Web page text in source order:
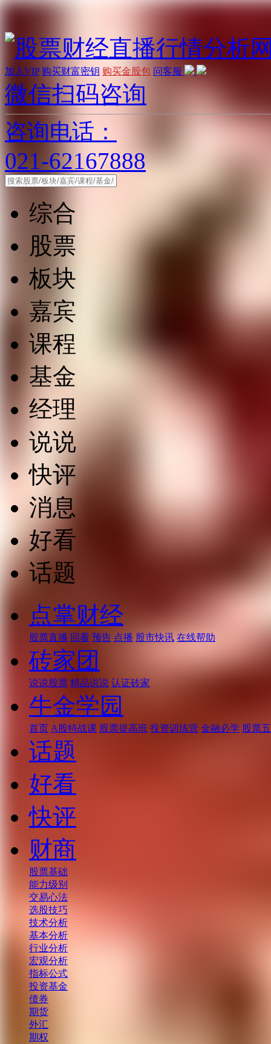
加入VIP 购买财富密钥 购买金股包 问客服
微信扫码咨询
咨询电话：
021-62167888
综合
股票
板块
嘉宾
课程
基金
经理
说说
快评
消息
好看
话题
点掌财经
股票直播 回看 预告 点播 股市快讯 在线帮助
砖家团
说说股票 精品说说 认证砖家
牛金学园
首页 A股特战课 股票提高班 投资训练营 金融必学 股票
话题
好看
快评
财商
股票基础
能力级别
交易心法
选股技巧
技术分析
基本分析
行业分析
宏观分析
指标公式
投资基金
债券
期货
外汇
期权